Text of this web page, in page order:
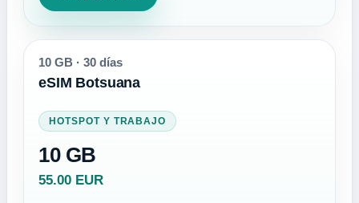
10 GB · 30 días
eSIM Botsuana
HOTSPOT Y TRABAJO
10 GB
55.00 EUR